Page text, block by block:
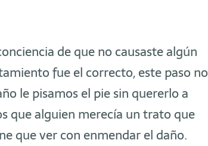
de que no causaste algún
fue el correcto, este paso no
le pisamos el pie sin quererlo a
que alguien merecía un trato que
que ver con enmendar el daño.